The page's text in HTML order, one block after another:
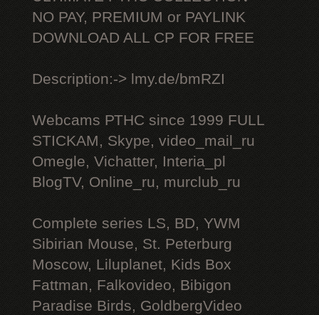
NO PAY, PREMIUM or PAYLINK
DOWNLOAD ALL СР FOR FREE
Description:-> lmy.de/bmRZI
Webcams РТНС since 1999 FULL
STICKAM, Skype, video_mail_ru
Omegle, Vichatter, Interia_pl
BlogTV, Online_ru, murclub_ru
Complete series LS, BD, YWM
Sibirian Mouse, St. Peterburg
Moscow, Liluplanet, Kids Box
Fattman, Falkovideo, Bibigon
Paradise Birds, GoldbergVideo